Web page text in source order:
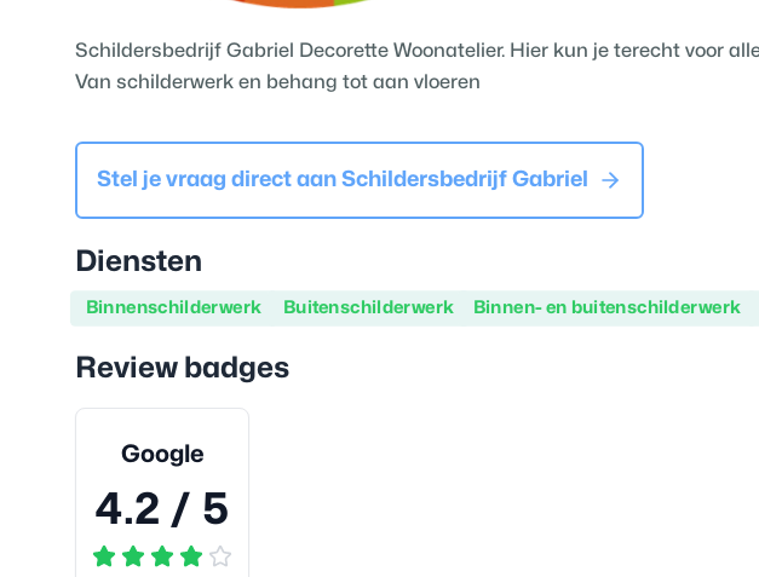
Schildersbedrijf Gabriel Decorette Woonatelier. Hier kun je terecht voor
Van schilderwerk en behang tot aan vloeren
Stel je vraag direct aan Schildersbedrijf Gabriel
Diensten
Binnenschilderwerk Buitenschilderwerk Binnen- en buitenschilderwerk
Review badges
Google
4.2 / 5